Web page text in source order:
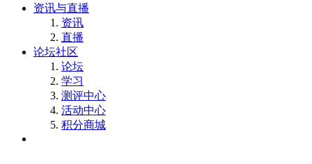
资讯与直播
资讯
直播
论坛社区
论坛
学习
测评中心
活动中心
积分商城